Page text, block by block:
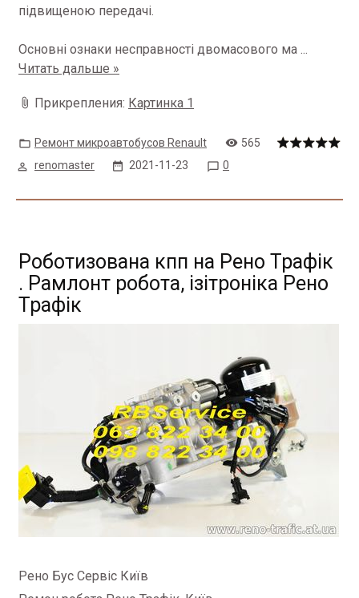
підвищеною передачі.
Основні ознаки несправності двомасового ма ...
Читать дальше »
Прикрепления: Картинка 1
Ремонт микроавтобусов Renault
565
renomaster
2021-11-23 0
Роботизована кпп на Рено Трафік
. Рамлонт робота, ізітроніка Рено
Трафік
Рено Бус Сервіс Київ